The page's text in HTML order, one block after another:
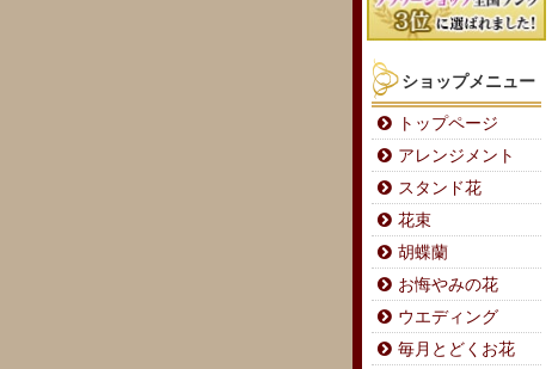
ショップメニュー
トップページ
アレンジメント
スタンド花
花束
胡蝶蘭
お悔やみの花
ウエディング
毎月とどくお花